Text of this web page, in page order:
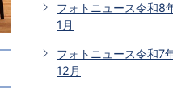
フォトニュース令和8
1月
フォトニュース令和7
12月